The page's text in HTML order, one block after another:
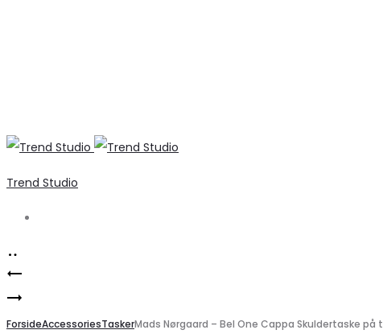
Trend Studio
Product
navigation
Crossbody
Global
Funk
ForsideAccessoriesTaskerMads Nørgaard – Bel One Cappa Skuldertaske på